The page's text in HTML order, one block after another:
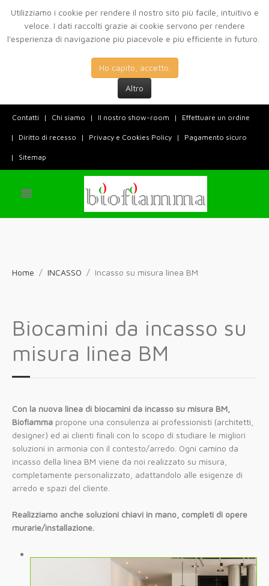
Utilizziamo i cookie per rendere il nostro sito più facile, intuitivo e
veloce. I dati raccolti grazie ai cookie servono per rendere
l'esperienza di navigazione più piacevole e più efficiente in futuro.
Ho capito, accetto.
Altro
Contatti Chi siamo Il nostro show-room Effettuare un ordine
Diritto di recesso Privacy e Cookies Policy Pagamento sicuro
Sitemap
Home INCASSO Incasso su misura linea BM
Biocamini da incasso su
misura linea BM
Con la nuova linea di biocamini da incasso su misura BM,
Biofiamma propone una consulenza ai professionisti (architetti,
designer) ed ai clienti finali con lo scopo di studiare le migliori
soluzioni in armonia con il contesto/arredo. Ogni camino da
incasso della linea BM viene da noi realizzato su misura,
completamente personalizzato, adattandolo alle esigenze di
arredo e spazi del cliente.
Realizziamo anche soluzioni chiavi in mano, completi di opere
murarie/installazione.